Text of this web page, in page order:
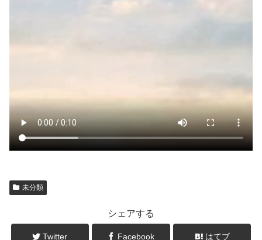
未分類
シェアする
Twitter Facebook はてブ